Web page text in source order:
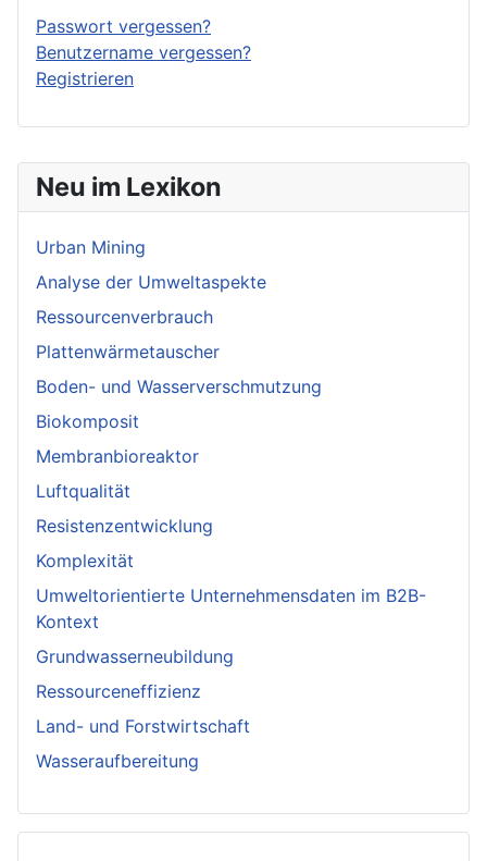
Neu im Lexikon
Urban Mining
Analyse der Umweltaspekte
Ressourcenverbrauch
Plattenwärmetauscher
Boden- und Wasserverschmutzung
Biokomposit
Membranbioreaktor
Luftqualität
Resistenzentwicklung
Komplexität
Umweltorientierte Unternehmensdaten im B2B-
Kontext
Grundwasserneubildung
Ressourceneffizienz
Land- und Forstwirtschaft
Wasseraufbereitung
Passwort vergessen?
Benutzername vergessen?
Registrieren